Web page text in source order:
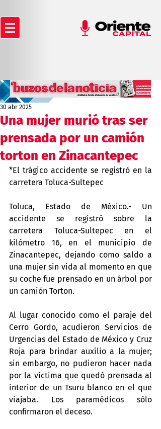
Una mujer murió tras ser
prensada por un camión
torton en Zinacantepec
30 abr 2025
*El trágico accidente se registró en la
carretera Toluca-Sultepec
Toluca, Estado de México.- Un
accidente se registró sobre la
carretera Toluca-Sultepec en el
kilómetro 16, en el municipio de
Zinacantepec, dejando como saldo a
una mujer sin vida al momento en que
su coche fue prensado en un árbol por
un camión Torton.
Al lugar conocido como el paraje del
Cerro Gordo, acudieron Servicios de
Urgencias del Estado de México y Cruz
Roja para brindar auxilio a la mujer;
sin embargo, no pudieron hacer nada
por la víctima que quedó prensada al
interior de un Tsuru blanco en el que
viajaba. Los paramédicos sólo
confirmaron el deceso.